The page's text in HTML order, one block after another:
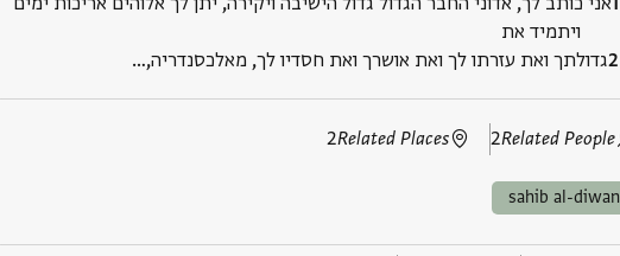
ויתמיד את
גדולתך ואת עזרתו לך ואת אושרך ואת חסדיו לך, מאלכסנדריה,‮…
Related People
2
Related Places
2
sahib al-diwan